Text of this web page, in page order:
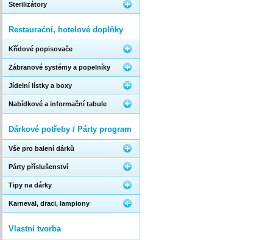
Sterilizátory
Restaurační, hotelové doplňky
Křídové popisovače
Zábranové systémy a popelníky
Jídelní lístky a boxy
Nabídkové a informační tabule
Dárkové potřeby / Párty program
Vše pro balení dárků
Párty příslušenství
Tipy na dárky
Karneval, draci, lampiony
Vlastní tvorba